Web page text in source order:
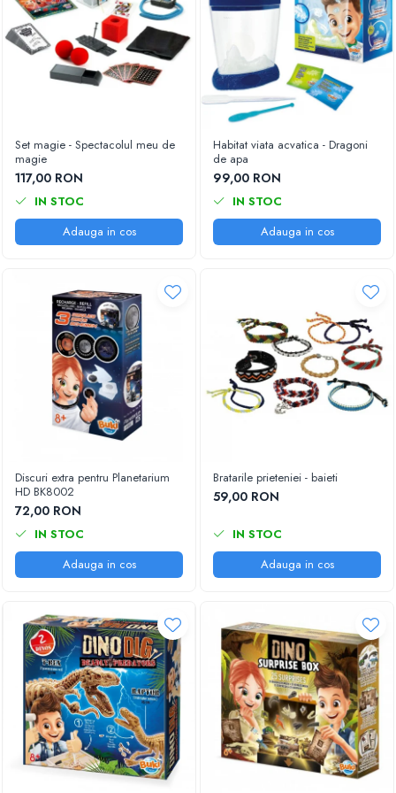
Set magie - Spectacolul meu de
magie
117,00 RON
IN STOC
Adauga in cos
Habitat viata acvatica - Dragoni
de apa
99,00 RON
IN STOC
Adauga in cos
Discuri extra pentru Planetarium
HD BK8002
72,00 RON
IN STOC
Adauga in cos
Bratarile prieteniei - baieti
59,00 RON
IN STOC
Adauga in cos